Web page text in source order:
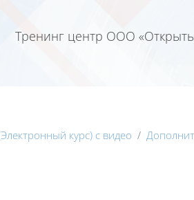
Тренинг центр ООО
курс) с видео